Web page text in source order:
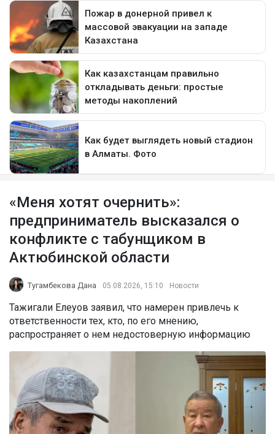
«Меня хотят очернить»:
предприниматель высказался о
конфликте с табунщиком в
Актюбинской области
Тугамбекова Дана 05.08.2026, 15:10 Новости
Тажигали Елеуов заявил, что намерен привлечь к
ответственности тех, кто, по его мнению,
распространяет о нем недостоверную информацию